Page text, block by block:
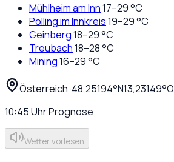
Mühlheim am Inn17–29°C
Polling im Innkreis19–29°C
Geinberg18–29°C
Treubach18–28°C
Mining16–29°C
Österreich··48,25194°N13,23149°O
10:45UhrPrognose
Wetter vorlesen